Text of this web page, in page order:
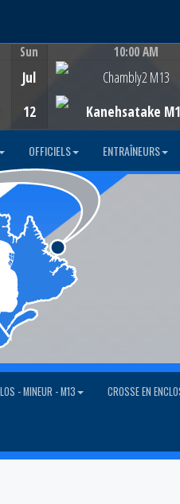
Sun
Jul
12
10:00 AM
Chambly2 M13
Kanehsatake
OFFICIELS ENTRAÎNEURS
- MINEUR - M13 CROSSE EN